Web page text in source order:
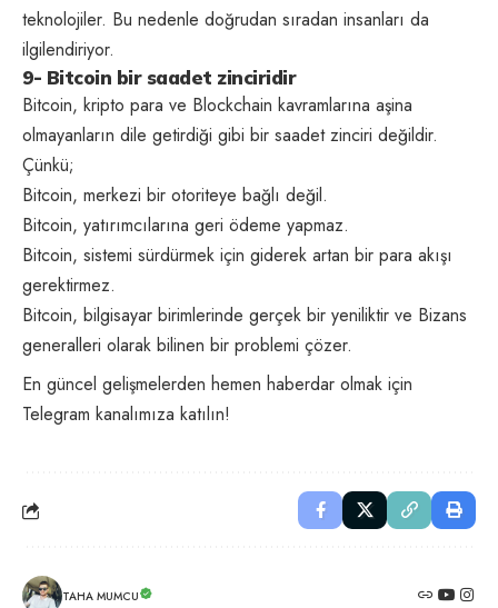
teknolojiler. Bu nedenle doğrudan sıradan insanları da
ilgilendiriyor.
9- Bitcoin bir saadet zinciridir
Bitcoin, kripto para ve Blockchain kavramlarına aşina
olmayanların dile getirdiği gibi bir saadet zinciri değildir.
Çünkü;
Bitcoin, merkezi bir otoriteye bağlı değil.
Bitcoin, yatırımcılarına geri ödeme yapmaz.
Bitcoin, sistemi sürdürmek için giderek artan bir para akışı
gerektirmez.
Bitcoin, bilgisayar birimlerinde gerçek bir yeniliktir ve Bizans
generalleri olarak bilinen bir problemi çözer.
En güncel gelişmelerden hemen haberdar olmak için
Telegram kanalımıza katılın!
TAHA MUMCU